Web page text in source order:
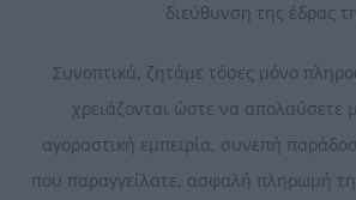
διεύθυνση της έδρας
Συνοπτικά, ζητάμε τόσες μόνο
χρειάζονται ώστε να απολαύσετε
αγοραστική εμπειρία, συνεπή
που παραγγείλατε, ασφαλή πληρωμή